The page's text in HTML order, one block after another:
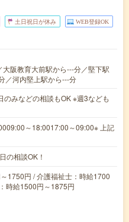
土日祝日が休み WEB登録OK
阪教育大前駅から---分／堅下駅
／河内堅上駅から---分
のみなどの相談もOK ※週3なども
～18:0017:00～09:00※ 上記
の相談OK！
1750円 / 介護福祉士：時給1700
時給1500円～1875円